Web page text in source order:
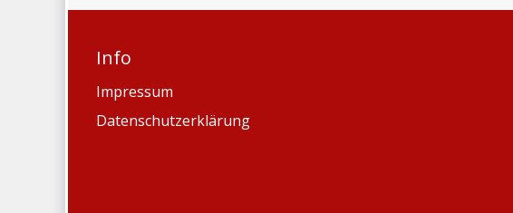
Info
Impressum
Datenschutzerklärung